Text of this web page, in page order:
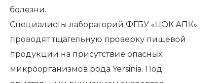
болезни.
Специалисты лабораторий ФГБУ «ЦОК АПК»
проводят тщательную проверку пищевой
продукции на присутствие опасных
микроорганизмов рода Yersinia. Под